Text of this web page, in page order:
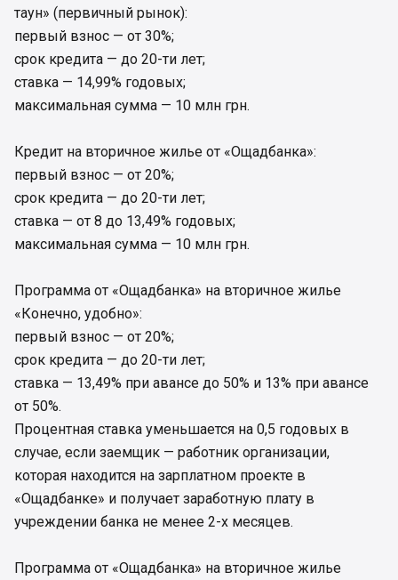
таун» (первичный рынок):
первый взнос — от 30%;
срок кредита — до 20-ти лет;
ставка — 14,99% годовых;
максимальная сумма — 10 млн грн.
Кредит на вторичное жилье от «Ощадбанка»:
первый взнос — от 20%;
срок кредита — до 20-ти лет;
ставка — от 8 до 13,49% годовых;
максимальная сумма — 10 млн грн.
Программа от «Ощадбанка» на вторичное жилье
«Конечно, удобно»:
первый взнос — от 20%;
срок кредита — до 20-ти лет;
ставка — 13,49% при авансе до 50% и 13% при авансе
от 50%.
Процентная ставка уменьшается на 0,5 годовых в
случае, если заемщик — работник организации,
которая находится на зарплатном проекте в
«Ощадбанке» и получает заработную плату в
учреждении банка не менее 2-х месяцев.
Программа от «Ощадбанка» на вторичное жилье